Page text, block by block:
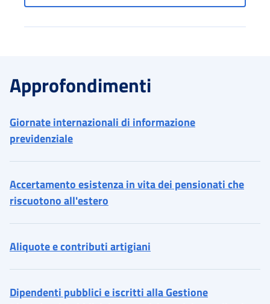
Approfondimenti
Giornate internazionali di informazione
previdenziale
Accertamento esistenza in vita dei pensionati che
riscuotono all'estero
Aliquote e contributi artigiani
Dipendenti pubblici e iscritti alla Gestione